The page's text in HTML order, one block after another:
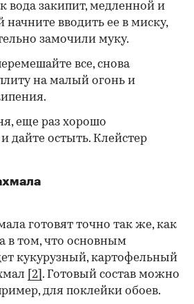
вода закипит, медленной и
начните вводить ее в миску,
замочили муку.
все, снова
на малый огонь и
еще раз хорошо
дайте остыть. Клейстер
готовят точно так же, как
в том, что основным
кукурузный, картофельный
[2] . Готовый состав можно
для поклейки обоев.